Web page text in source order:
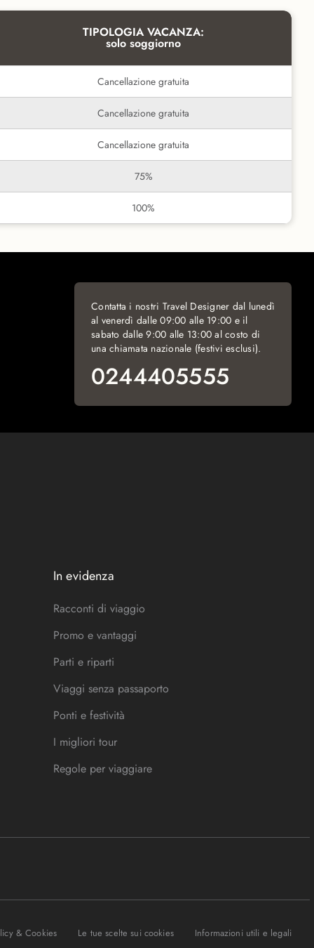
TIPOLOGIA VACANZA:
solo soggiorno
Cancellazione gratuita
Cancellazione gratuita
Cancellazione gratuita
75%
100%
Contatta i nostri Travel Designer dal lunedì
al venerdì dalle 09:00 alle 19:00 e il
sabato dalle 9:00 alle 13:00 al costo di
una chiamata nazionale (festivi esclusi).
0244405555
In evidenza
Racconti di viaggio
Promo e vantaggi
Parti e riparti
Viaggi senza passaporto
Ponti e festività
I migliori tour
Regole per viaggiare
& Cookies Le tue scelte sui cookies Informazioni utili e legali